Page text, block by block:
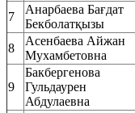
7
Анарбаева Бағдат
Бекболатқызы
8
Асенбаева Айжан
Мухамбетовна
9
Бакбергенова
Гульдаурен
Абдулаевна